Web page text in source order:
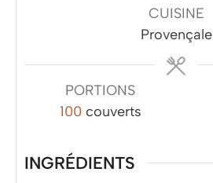
CUISINE
Provençale
PORTIONS
100 couverts
INGRÉDIENTS